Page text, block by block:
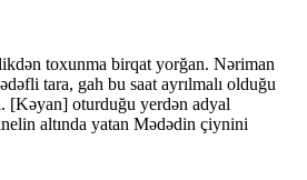
toxunma birqat yorğan. Nəriman
tara, gah bu saat ayrılmalı olduğu
[Kəyan] oturduğu yerdən adyal
altında yatan Mədədin çiynini